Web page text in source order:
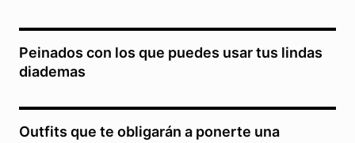
Peinados con los que puedes usar tus lindas
diademas
Outfits que te obligarán a ponerte una